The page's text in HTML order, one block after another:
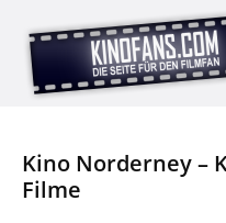
Kino Norderney –
Filme